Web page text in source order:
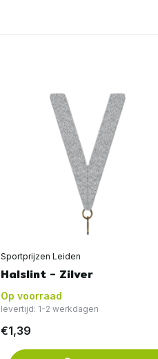
Sportprijzen Leiden
Halslint - Zilver
Op voorraad
levertijd: 1-2 werkdagen
€1,39